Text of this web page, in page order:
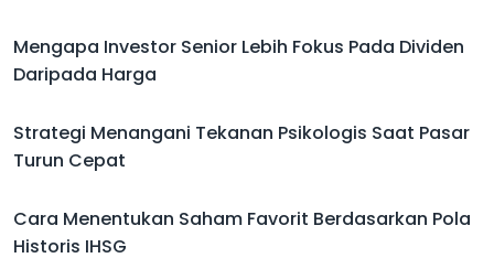
Mengapa Investor Senior Lebih Fokus Pada Dividen
Daripada Harga
Strategi Menangani Tekanan Psikologis Saat Pasar
Turun Cepat
Cara Menentukan Saham Favorit Berdasarkan Pola
Historis IHSG